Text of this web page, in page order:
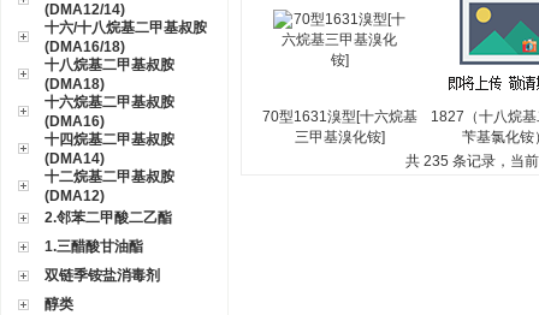
(DMA12/14)
十六/十八烷基二甲基叔胺
(DMA16/18)
十八烷基二甲基叔胺
(DMA18)
十六烷基二甲基叔胺
(DMA16)
十四烷基二甲基叔胺
(DMA14)
十二烷基二甲基叔胺
(DMA12)
2.邻苯二甲酸二乙酯
1.三醋酸甘油酯
双链季铵盐消毒剂
醇类
70型1631溴型[十六烷基
三甲基溴化铵]
1827（十八烷
苄基氯化铵
共 235 条记录，当